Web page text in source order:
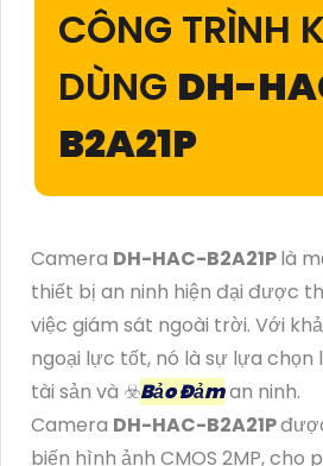
CÔNG TRÌNH
DÙNG DH-
B2A21P
Camera DH-HAC-B2A21Plà
thiết bị an ninh hiện đại được
việc giám sát ngoài trời. Với
ngoại lực tốt, nó là sự lựa chọn
tài sản và ☣️Bảo Đảman ninh.
Camera DH-HAC-B2A21P
biến hình ảnh CMOS 2MP, cho